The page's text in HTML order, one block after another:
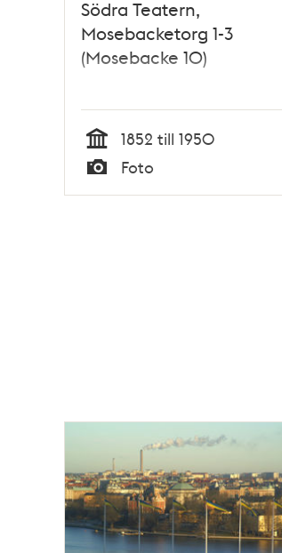
Södra Teatern,
Mosebacketorg 1-3
(Mosebacke 10)
Tid
1852 till 1950
Typ
Foto